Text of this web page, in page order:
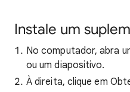
Instale um
No computador, abra
ou um diapositivo.
À direita, clique em